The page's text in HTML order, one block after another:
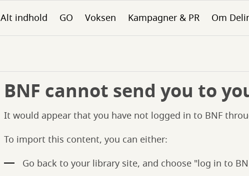
Alt indhold GO Voksen Kampagner & PR Om
BNF cannot send you to
It would appear that you have not logged in to BNF
To import this content, you can either:
Go back to your library site, and choose "log in to